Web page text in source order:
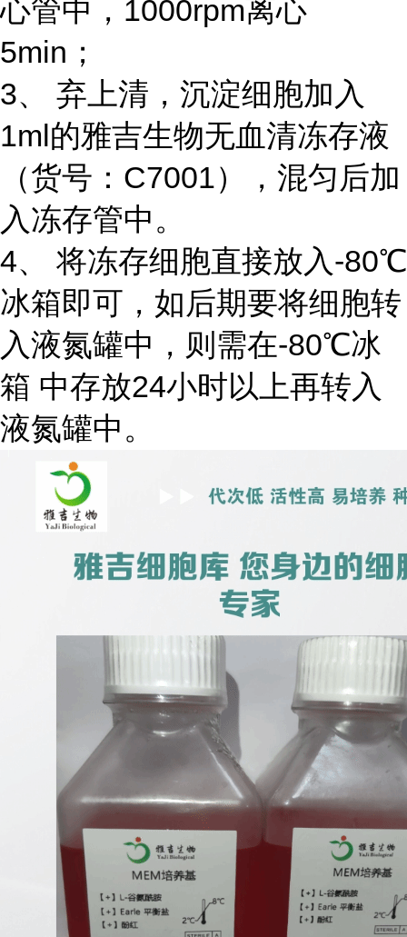
心管中，1000rpm离心
5min；
3、 弃上清，沉淀细胞加入
1ml的雅吉生物无血清冻存液
（货号：C7001），混匀后加
入冻存管中。
4、 将冻存细胞直接放入-80℃
冰箱即可，如后期要将细胞转
入液氮罐中，则需在-80℃冰
箱 中存放24小时以上再转入
液氮罐中。